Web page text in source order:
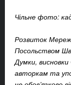
Чільне фото:
Розвиток
Посольством
Думки,
авторкам та